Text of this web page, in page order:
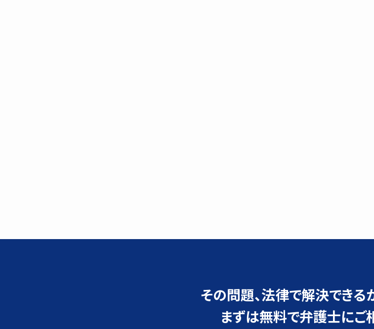
その問題、法律で解決できる
まずは無料で弁護士にご